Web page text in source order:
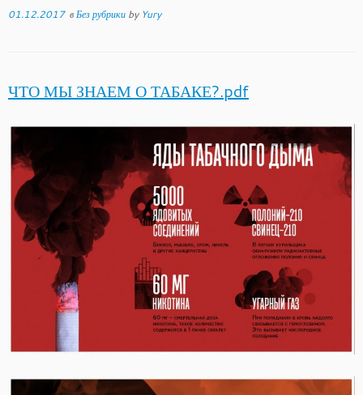
01.12.2017вБез рубрики by Yury
ЧТО МЫ ЗНАЕМ О ТАБАКЕ?.pdf